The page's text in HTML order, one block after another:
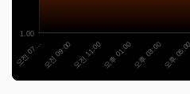
오전 07…오전 09:00오전 11:00오후 01:00오후 03:00오후 05:00
1.00